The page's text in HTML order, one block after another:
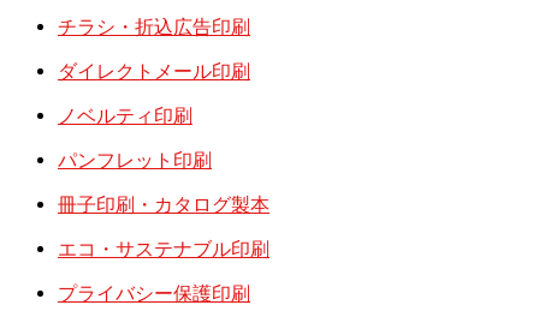
チラシ・折込広告印刷
ダイレクトメール印刷
ノベルティ印刷
パンフレット印刷
冊子印刷・カタログ製本
エコ・サステナブル印刷
プライバシー保護印刷